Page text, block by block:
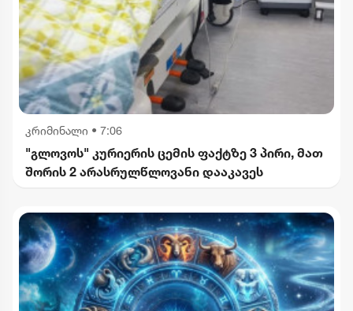
კრიმინალი • 7:06
"გლოვოს" კურიერის ცემის ფაქტზე 3 პირი, მათ
შორის 2 არასრულწლოვანი დააკავეს